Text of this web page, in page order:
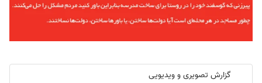
گزارش تصویری و ویدیویی